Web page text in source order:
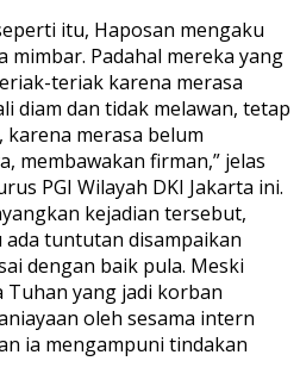
itu, Haposan mengaku
Padahal mereka yang
teriak karena merasa
diam dan tidak melawan, tetap
merasa belum
membawakan firman,” jelas
PGI Wilayah DKI Jakarta ini.
kejadian tersebut,
tuntutan disampaikan
dengan baik pula. Meski
Tuhan yang jadi korban
oleh sesama intern
ia mengampuni tindakan